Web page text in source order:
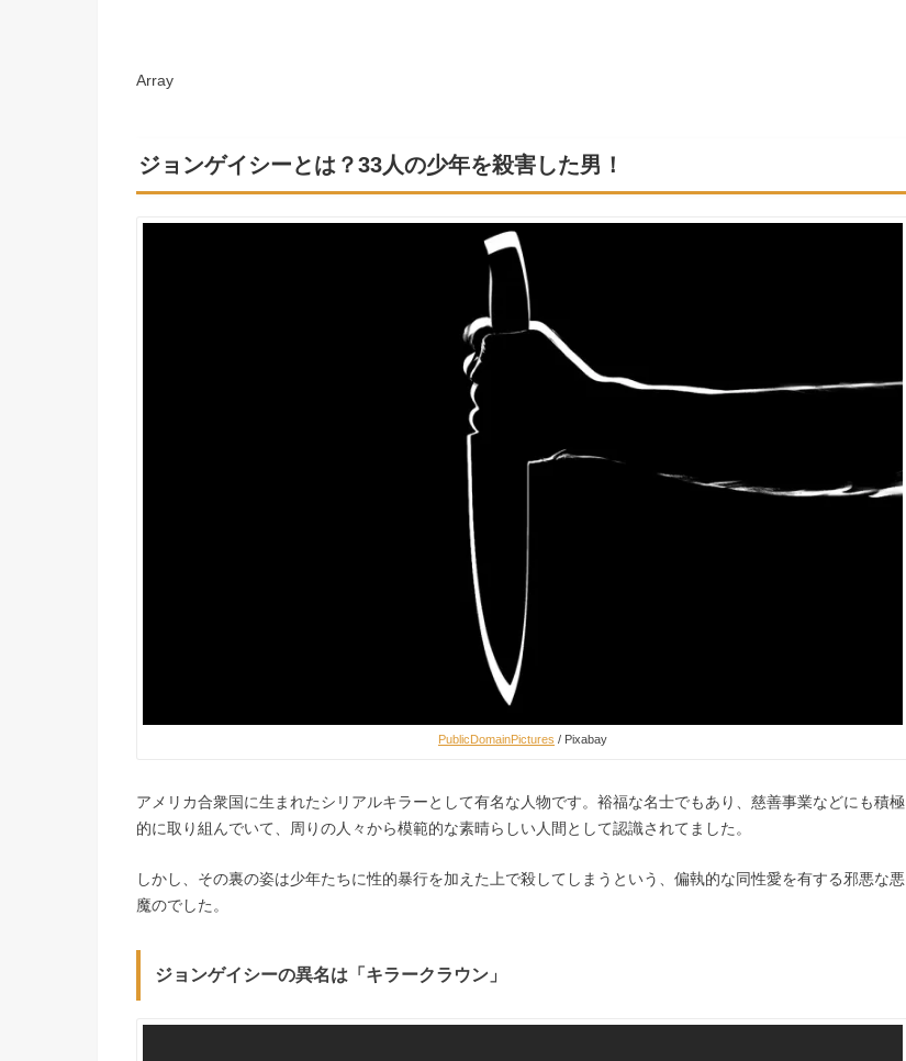
Array
ジョンゲイシーとは？33人の少年を殺害した男！
PublicDomainPictures / Pixabay
アメリカ合衆国に生まれたシリアルキラーとして有名な人物です。裕福な名士でもあり、慈善事業などにも積極
的に取り組んでいて、周りの人々から模範的な素晴らしい人間として認識されてました。
しかし、その裏の姿は少年たちに性的暴行を加えた上で殺してしまうという、偏執的な同性愛を有する邪悪な悪
魔のでした。
ジョンゲイシーの異名は「キラークラウン」